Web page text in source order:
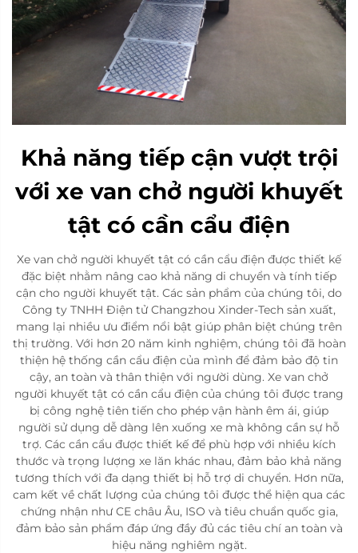
Khả năng tiếp cận vượt trội
với xe van chở người khuyết
tật có cần cẩu điện
Xe van chở người khuyết tật có cần cẩu điện được thiết kế
đặc biệt nhằm nâng cao khả năng di chuyển và tính tiếp
cận cho người khuyết tật. Các sản phẩm của chúng tôi, do
Công ty TNHH Điện tử Changzhou Xinder-Tech sản xuất,
mang lại nhiều ưu điểm nổi bật giúp phân biệt chúng trên
thị trường. Với hơn 20 năm kinh nghiệm, chúng tôi đã hoàn
thiện hệ thống cần cẩu điện của mình để đảm bảo độ tin
cậy, an toàn và thân thiện với người dùng. Xe van chở
người khuyết tật có cần cẩu điện của chúng tôi được trang
bị công nghệ tiên tiến cho phép vận hành êm ái, giúp
người sử dụng dễ dàng lên xuống xe mà không cần sự hỗ
trợ. Các cần cẩu được thiết kế để phù hợp với nhiều kích
thước và trọng lượng xe lăn khác nhau, đảm bảo khả năng
tương thích với đa dạng thiết bị hỗ trợ di chuyển. Hơn nữa,
cam kết về chất lượng của chúng tôi được thể hiện qua các
chứng nhận như CE châu Âu, ISO và tiêu chuẩn quốc gia,
đảm bảo sản phẩm đáp ứng đầy đủ các tiêu chí an toàn và
hiệu năng nghiêm ngặt.